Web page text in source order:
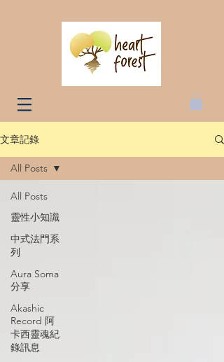
文章記錄
All Posts
靈性小知識
中式法門系
列
Aura Soma
分享
Akashic
Record 阿
卡西靈魂紀
錄訊息
All Posts